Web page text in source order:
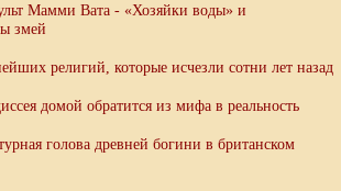
Мамми Вата - «Хозяйки воды» и
змей
религий, которые исчезли сотни лет назад
домой обратится из мифа в реальность
голова древней богини в британском